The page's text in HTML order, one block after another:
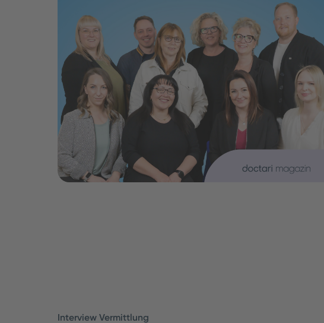
Was passiert hinter den Kulissen, wenn ÄrztInnen bei
doctari starten? Das Team Personalbetreuung sorgt für
einen reibungslosen Ablauf – fachlich und menschlich.…
Interview Vermittlung